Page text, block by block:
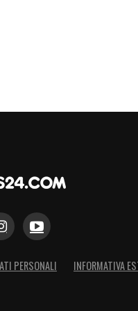
PERSONALI INFORMATIVA